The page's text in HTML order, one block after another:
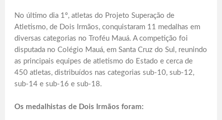
No último dia 1º, atletas do Projeto Superação de
Atletismo, de Dois Irmãos, conquistaram 11 medalhas em
diversas categorias no Troféu Mauá. A competição foi
disputada no Colégio Mauá, em Santa Cruz do Sul, reunindo
as principais equipes de atletismo do Estado e cerca de
450 atletas, distribuídos nas categorias sub-10, sub-12,
sub-14 e sub-16 e sub-18.
Os medalhistas de Dois Irmãos foram: